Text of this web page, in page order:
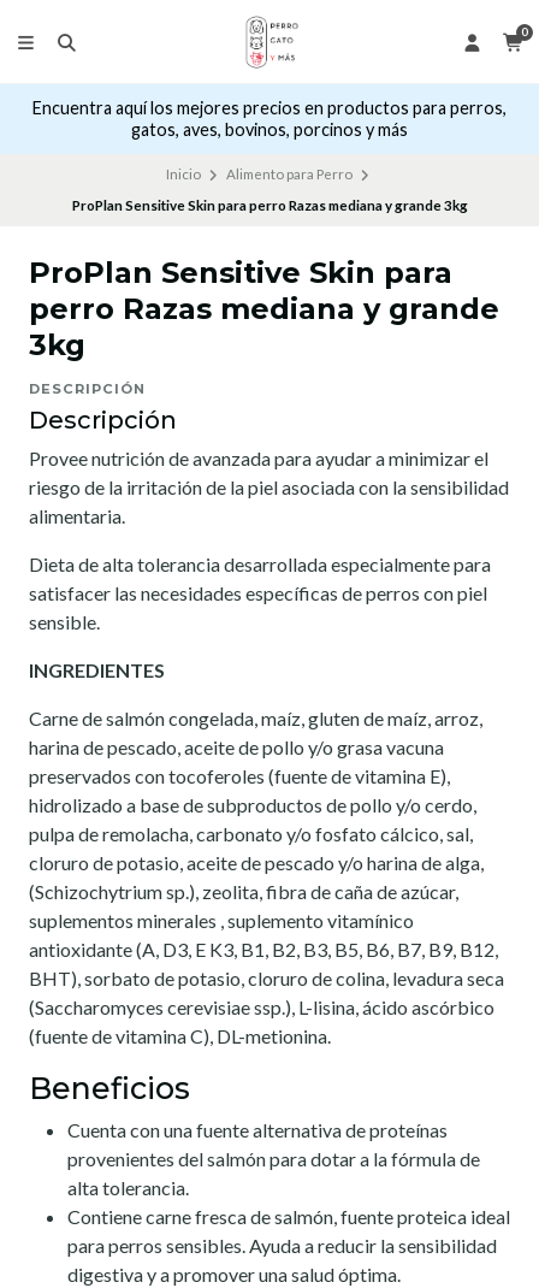
0
Encuentra aquí los mejores precios en productos para perros,
gatos, aves, bovinos, porcinos y más
Inicio
Alimento para Perro
ProPlan Sensitive Skin para perro Razas mediana y grande 3kg
ProPlan Sensitive Skin para
perro Razas mediana y grande
3kg
DESCRIPCIÓN
Descripción
Provee nutrición de avanzada para ayudar a minimizar el
riesgo de la irritación de la piel asociada con la sensibilidad
alimentaria.
Dieta de alta tolerancia desarrollada especialmente para
satisfacer las necesidades específicas de perros con piel
sensible.
INGREDIENTES
Carne de salmón congelada, maíz, gluten de maíz, arroz,
harina de pescado, aceite de pollo y/o grasa vacuna
preservados con tocoferoles (fuente de vitamina E),
hidrolizado a base de subproductos de pollo y/o cerdo,
pulpa de remolacha, carbonato y/o fosfato cálcico, sal,
cloruro de potasio, aceite de pescado y/o harina de alga,
(Schizochytrium sp.), zeolita, fibra de caña de azúcar,
suplementos minerales , suplemento vitamínico
antioxidante (A, D3, E K3, B1, B2, B3, B5, B6, B7, B9, B12,
BHT), sorbato de potasio, cloruro de colina, levadura seca
(Saccharomyces cerevisiae ssp.), L-lisina, ácido ascórbico
(fuente de vitamina C), DL-metionina.
Beneficios
Cuenta con una fuente alternativa de proteínas
provenientes del salmón para dotar a la fórmula de
alta tolerancia.
Contiene carne fresca de salmón, fuente proteica ideal
para perros sensibles. Ayuda a reducir la sensibilidad
digestiva y a promover una salud óptima.